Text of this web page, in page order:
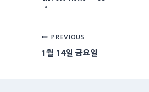
Post
navigation
PREVIOUS
1월 14일 금요일